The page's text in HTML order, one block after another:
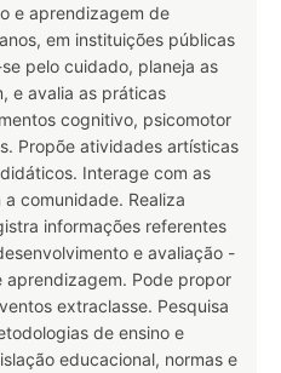
e aprendizagem de
em instituições públicas
pelo cuidado, planeja as
e avalia as práticas
cognitivo, psicomotor
Propõe atividades artísticas
Interage com as
comunidade. Realiza
informações referentes
e avaliação -
aprendizagem. Pode propor
extraclasse. Pesquisa
de ensino e
educacional, normas e